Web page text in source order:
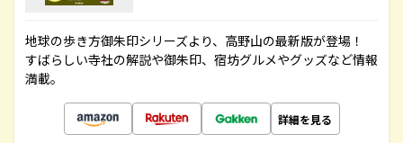
地球の歩き方御朱印シリーズより、高野山の最新版が登場！
すばらしい寺社の解説や御朱印、宿坊グルメやグッズなど情報
満載。
詳細を見る